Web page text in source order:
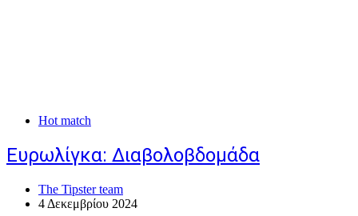
Hot match
Ευρωλίγκα: Διαβολοβδομάδα
The Tipster team
4 Δεκεμβρίου 2024